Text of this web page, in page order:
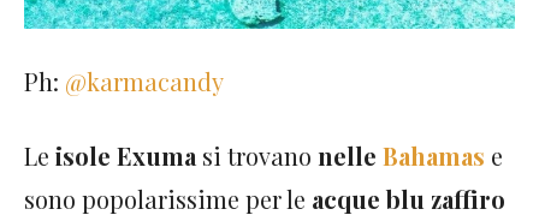
Ph: @karmacandy
Le isole Exuma si trovano nelle Bahamas e
sono popolarissime per le acque blu zaffiro